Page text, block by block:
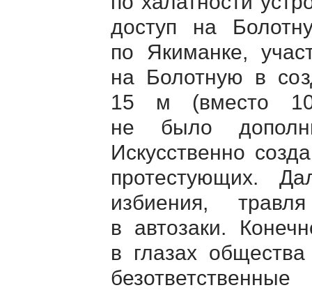
доступ на
по Якиманке,
на Болотную в
15 м (вместо
не было
Искусственно
протестующих.
избиения,
в автозаки.
в глазах